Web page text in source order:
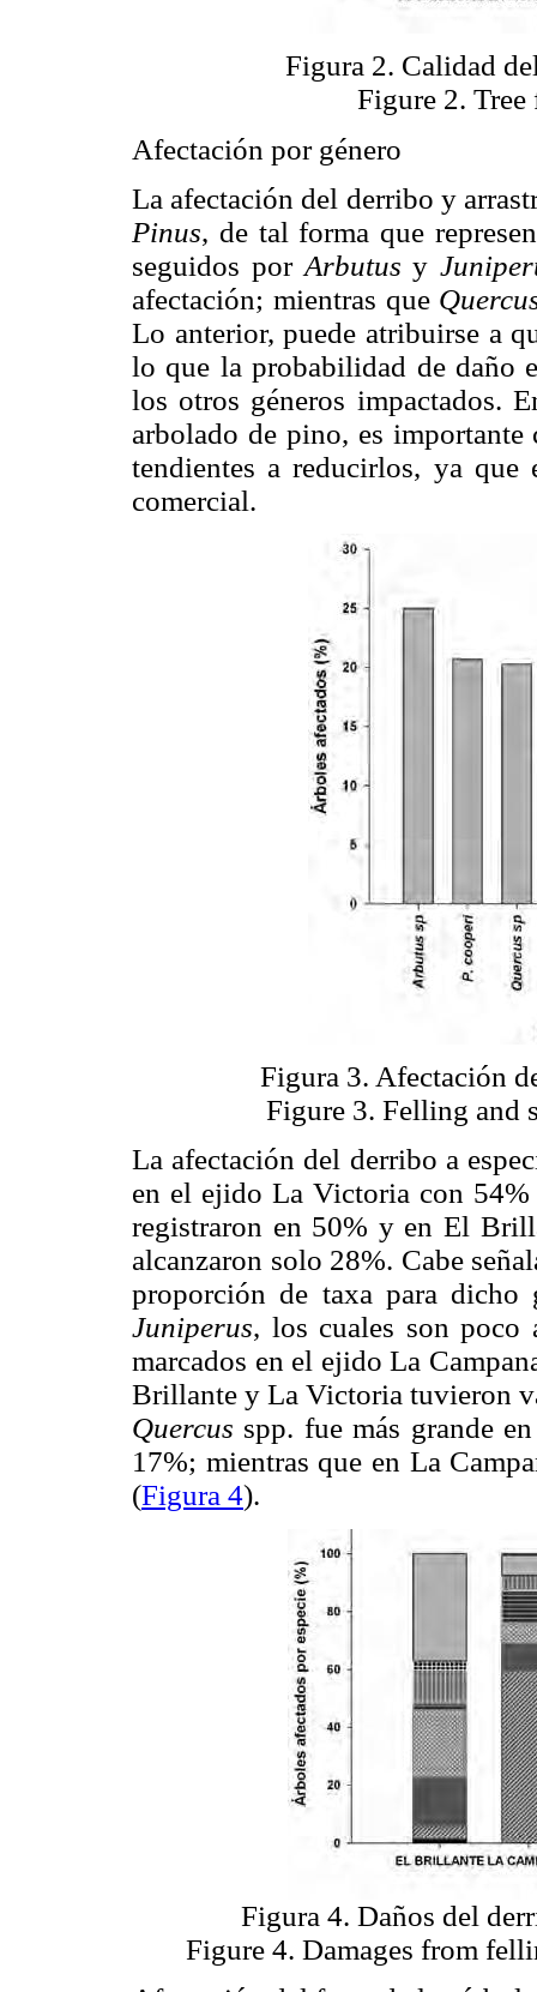
Figura 2. Calidad
Figure 2.
Afectación por género
La afectación del derribo y
Pinus, de tal forma que
seguidos por Arbutus y
afectación; mientras que
Lo anterior, puede atribuirse a
lo que la probabilidad de daño
los otros géneros impactados.
arbolado de pino, es
tendientes a reducirlos, ya
comercial.
Figura 3. Afectación
Figure 3. Felling and
La afectación del derribo a
en el ejido La Victoria con
registraron en 50% y en El
alcanzaron solo 28%. Cabe
proporción de taxa para
Juniperus, los cuales son poco
marcados en el ejido La
Brillante y La Victoria tuvieron
Quercus spp. fue más grande
17%; mientras que en La
(Figura 4).
Figura 4. Daños del
Figure 4. Damages from